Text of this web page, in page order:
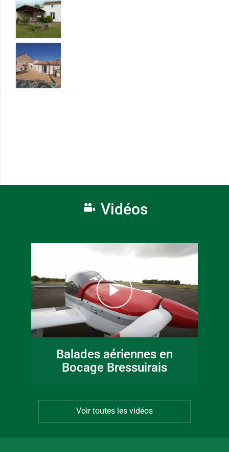
Vidéos
Balades aériennes en
Bocage Bressuirais
Voir toutes les vidéos